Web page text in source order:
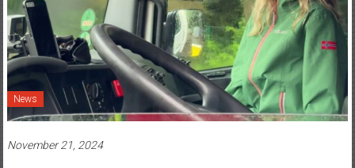
News
November 21, 2024